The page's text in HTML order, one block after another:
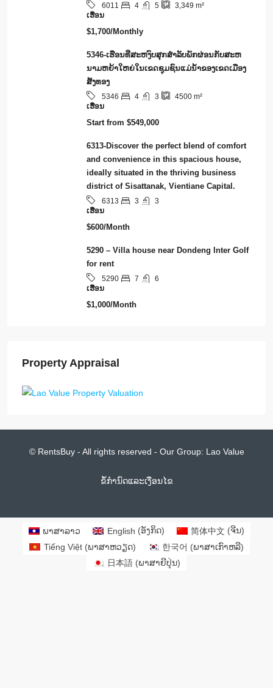
6011 4 5 3,349 m²
ເຮືອນ
$1,700/Monthly
5346-ເຮືອນທີ່ສະຫງົບສຸກສຳລັບພັກຜ່ອນກັບສະຫ
ນາມຫຍ້າໃຫຍ່ໃນເຂດຊຸມຊົນແມ່ນໍ້າຂອງເຂດເມືອງ
ສັງທອງ
5346 4 3 4500 m²
ເຮືອນ
Start from $549,000
6313-Discover the perfect blend of comfort
and convenience in this spacious house,
ideally situated in the thriving business
district of Sisattanak, Vientiane Capital.
6313 3
3
ເຮືອນ
$600/Month
5290 – Villa house near Dondeng Inter Golf
for rent
5290 7
6
ເຮືອນ
$1,000/Month
Property Appraisal
© RentsBuy - All rights reserved - Our Group: Lao Value
ຂໍ້ກຳນົດແລະເງື່ອນໄຂ
ພາສາລາວ English (​ອັງ​ກິດ) 简体中文 (ຈີນ)
Tiếng Việt(ພາສາຫວຽດ) 한국어 (ພາສາເກົາຫລີ)
日本語(ພາສາຍີປຸ່ນ)